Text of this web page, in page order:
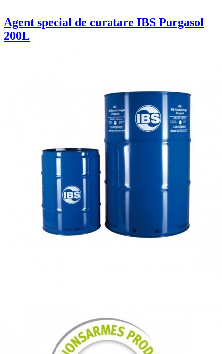
Agent special de curatare IBS Purgasol
200L